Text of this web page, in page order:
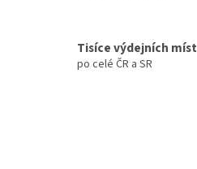
Tisíce výdejních míst
po celé ČR a SR